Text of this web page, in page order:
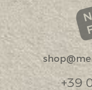
+39